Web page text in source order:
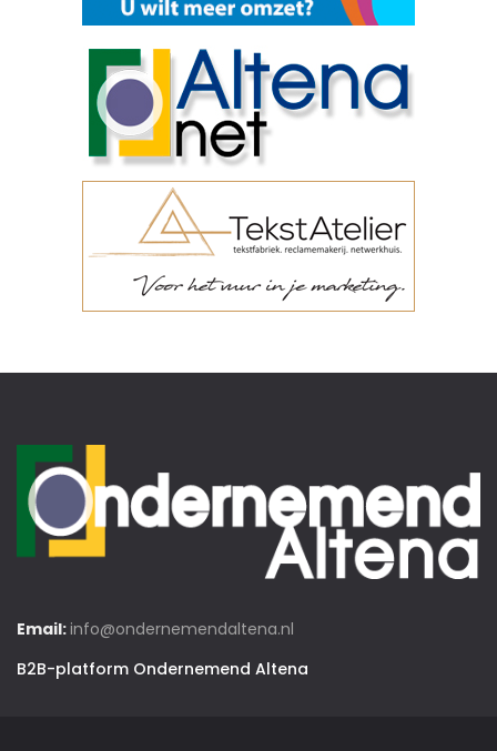
Email:info@ondernemendaltena.nl
B2B-platform Ondernemend Altena